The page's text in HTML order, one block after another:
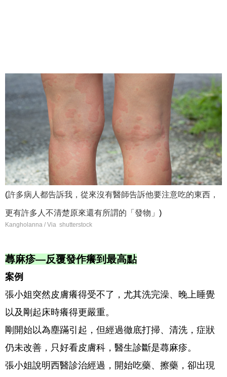
(許多病人都告訴我，從來沒有醫師告訴他要注意吃的東西，
更有許多人不清楚原來還有所謂的「發物」 )
Kangholanna / Via shutterstock
蕁麻疹―反覆發作癢到最高點
案例
張小姐突然皮膚癢得受不了，尤其洗完澡、晚上睡覺
以及剛起床時癢得更嚴重。
剛開始以為塵蹣引起，但經過徹底打掃、清洗，症狀
仍未改善，只好看皮膚科，醫生診斷是蕁麻疹。
張小姐說明西醫診治經過，開始吃藥、擦藥，卻出現